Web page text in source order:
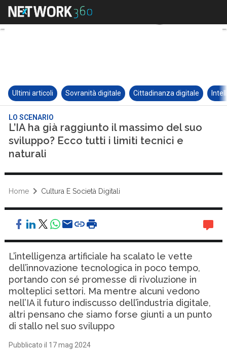
Ultimi articoli Sovranità digitale Cittadinanza digitale
LO SCENARIO
L’IA ha già raggiunto il massimo del suo
sviluppo? Ecco tutti i limiti tecnici e
naturali
Home Cultura E Società Digitali
L’intelligenza artificiale ha scalato le vette
dell’innovazione tecnologica in poco tempo,
portando con sé promesse di rivoluzione in
molteplici settori. Ma mentre alcuni vedono
nell’IA il futuro indiscusso dell’industria digitale,
altri pensano che siamo forse giunti a un punto
di stallo nel suo sviluppo
Pubblicato il 17 mag 2024